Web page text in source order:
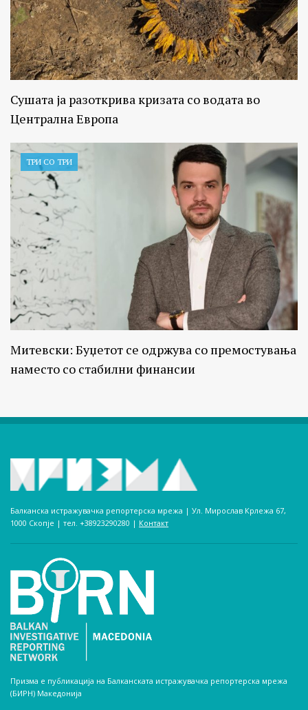
Сушата ја разоткрива кризата со водата во
Централна Европа
ТРИ СО ТРИ
Митевски: Буџетот се одржува со премостувања
наместо со стабилни финансии
Балканска истражувачка репортерска мрежа | Ул. Мирослав Крлежа 67,
1000 Скопје | тел. +38923290280­ | Контакт
Призма е публикација на Балканската истражувачка репортерска мрежа
(БИРН) Македонија